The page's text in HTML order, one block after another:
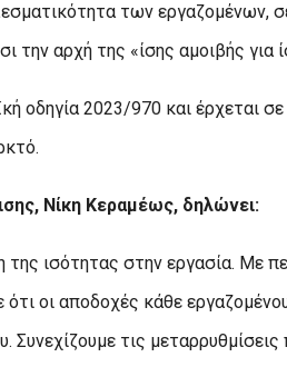
των εργαζομένων,
αρχή της «ίσης αμοιβής για
οδηγία 2023/970 και έρχεται σε
Νίκη Κεραμέως, δηλώνει:
της ισότητας στην εργασία. Με
ότι οι αποδοχές κάθε
τις μεταρρυθμίσεις